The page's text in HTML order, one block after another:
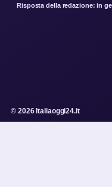
Risposta della redazione: in
© 2026 Italiaoggi24.it